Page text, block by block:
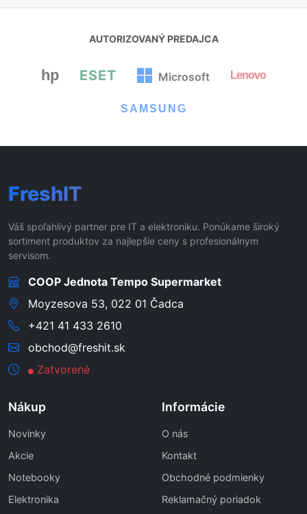
⏳
AUTORIZOVANÝ PREDAJCA
hp ESET Microsoft Lenovo
SAMSUNG
FreshIT
Váš spoľahlivý partner pre IT a elektroniku. Ponúkame široký
sortiment produktov za najlepšie ceny s profesionálnym
servisom.
COOP Jednota Tempo Supermarket
Moyzesova 53, 022 01 Čadca
+421 41 433 2610
obchod@freshit.sk
Zatvorené
Nákup
Novinky
Akcie
Notebooky
Elektronika
Informácie
O nás
Kontakt
Obchodné podmienky
Reklamačný poriadok